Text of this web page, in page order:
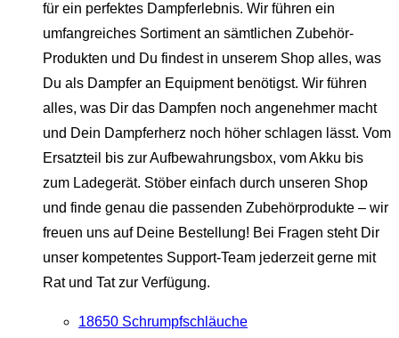
für ein perfektes Dampferlebnis. Wir führen ein
umfangreiches Sortiment an sämtlichen Zubehör-
Produkten und Du findest in unserem Shop alles, was
Du als Dampfer an Equipment benötigst. Wir führen
alles, was Dir das Dampfen noch angenehmer macht
und Dein Dampferherz noch höher schlagen lässt. Vom
Ersatzteil bis zur Aufbewahrungsbox, vom Akku bis
zum Ladegerät. Stöber einfach durch unseren Shop
und finde genau die passenden Zubehörprodukte – wir
freuen uns auf Deine Bestellung! Bei Fragen steht Dir
unser kompetentes Support-Team jederzeit gerne mit
Rat und Tat zur Verfügung.
18650 Schrumpfschläuche